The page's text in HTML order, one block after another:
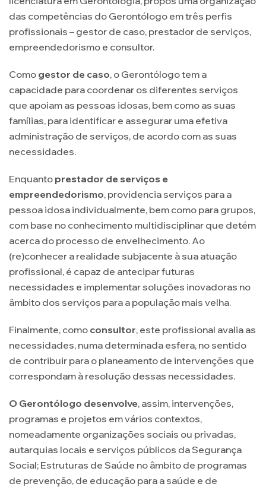
das competências do Gerontólogo em três perfis
profissionais – gestor de caso, prestador de serviços,
empreendedorismo e consultor.
Como gestor de caso, o Gerontólogo tem a
capacidade para coordenar os diferentes serviços
que apoiam as pessoas idosas, bem como as suas
famílias, para identificar e assegurar uma efetiva
administração de serviços, de acordo com as suas
necessidades.
Enquanto prestador de serviços e
empreendedorismo, providencia serviços para a
pessoa idosa individualmente, bem como para grupos,
com base no conhecimento multidisciplinar que detém
acerca do processo de envelhecimento. Ao
(re)conhecer a realidade subjacente à sua atuação
profissional, é capaz de antecipar futuras
necessidades e implementar soluções inovadoras no
âmbito dos serviços para a população mais velha.
Finalmente, como consultor, este profissional avalia as
necessidades, numa determinada esfera, no sentido
de contribuir para o planeamento de intervenções que
correspondam à resolução dessas necessidades.
O Gerontólogo desenvolve, assim, intervenções,
programas e projetos em vários contextos,
nomeadamente organizações sociais ou privadas,
autarquias locais e serviços públicos da Segurança
Social; Estruturas de Saúde no âmbito de programas
de prevenção, de educação para a saúde e de